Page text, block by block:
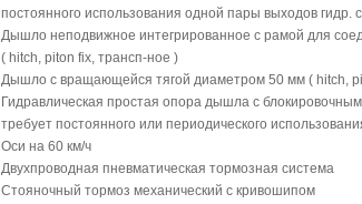
постоянного использования одной пары выходов гидр.
Дышло неподвижное интегрированное с рамой для
( hitch, piton fix, трансп-ное )
Дышло с вращающейся тягой диаметром 50 мм ( hitch,
Гидравлическая простая опора дышла с
требует постоянного или периодического
Оси на 60 км/ч
Двухпроводная пневматическая тормозная система
Стояночный тормоз механический с кривошипом